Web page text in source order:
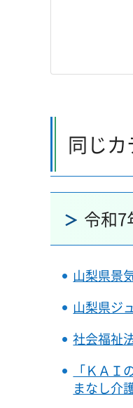
同じ
令和7
山梨県景
山梨県ジ
社会福祉
「ＫＡ
まなし介